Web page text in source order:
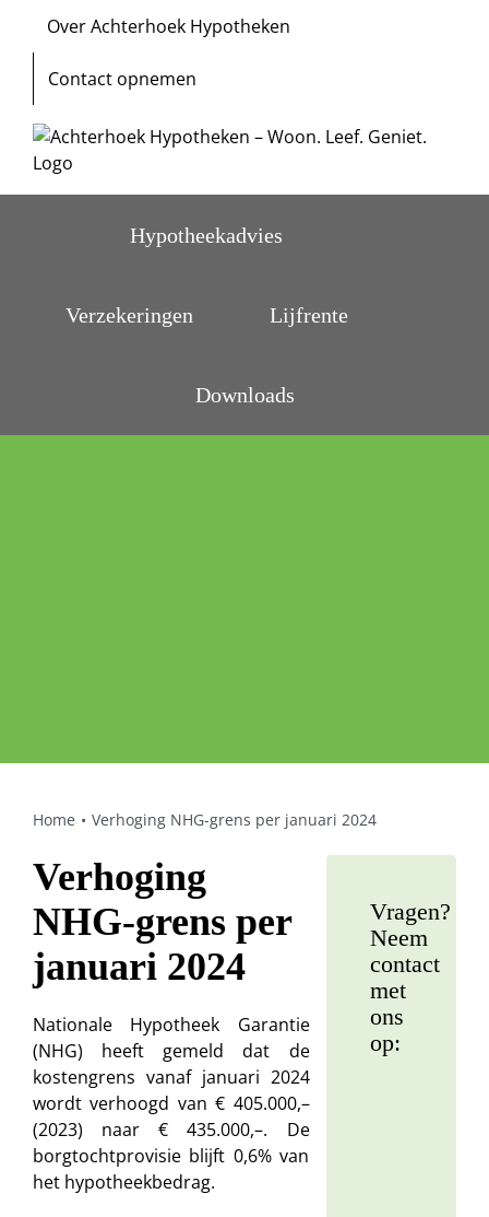
Over Achterhoek Hypotheken
Contact opnemen
Hypotheekadvies
Verzekeringen Lijfrente
Downloads
Home Verhoging NHG-grens per januari 2024
Verhoging
NHG-grens per
januari 2024
Nationale Hypotheek Garantie
(NHG) heeft gemeld dat de
kostengrens vanaf januari 2024
wordt verhoogd van € 405.000,–
(2023) naar € 435.000,–. De
borgtochtprovisie blijft 0,6% van
het hypotheekbedrag.
Vragen?
Neem
contact
met
ons
op: